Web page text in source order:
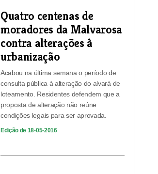
Quatro centenas de
moradores da Malvarosa
contra alterações à
urbanização
Acabou na última semana o período de
consulta pública à alteração do alvará de
loteamento. Residentes defendem que a
proposta de alteração não reúne
condições legais para ser aprovada.
Edição de 18-05-2016